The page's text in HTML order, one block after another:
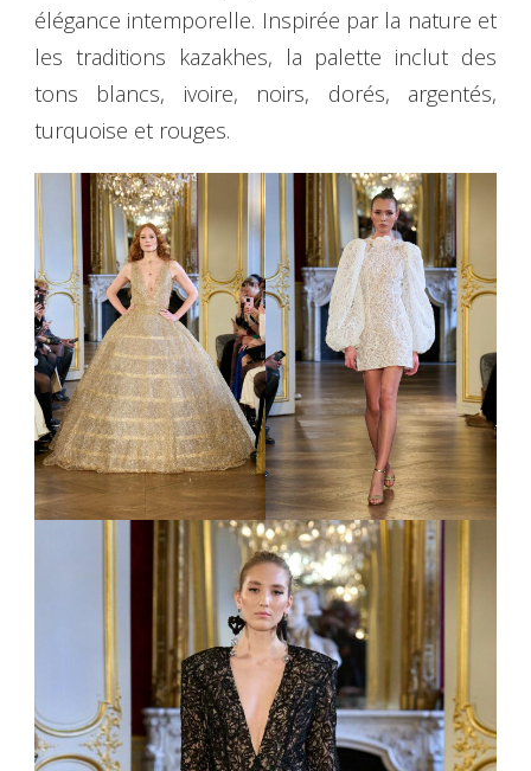
élégance intemporelle. Inspirée par la nature et
les traditions kazakhes, la palette inclut des
tons blancs, ivoire, noirs, dorés, argentés,
turquoise et rouges.